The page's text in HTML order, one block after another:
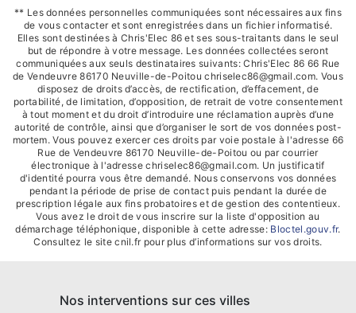
** Les données personnelles communiquées sont nécessaires aux fins
de vous contacter et sont enregistrées dans un fichier informatisé.
Elles sont destinées à Chris'Elec 86 et ses sous-traitants dans le seul
but de répondre à votre message. Les données collectées seront
communiquées aux seuls destinataires suivants: Chris'Elec 86 66 Rue
de Vendeuvre 86170 Neuville-de-Poitou chriselec86@gmail.com. Vous
disposez de droits d’accès, de rectification, d’effacement, de
portabilité, de limitation, d’opposition, de retrait de votre consentement
à tout moment et du droit d’introduire une réclamation auprès d’une
autorité de contrôle, ainsi que d’organiser le sort de vos données post-
mortem. Vous pouvez exercer ces droits par voie postale à l'adresse 66
Rue de Vendeuvre 86170 Neuville-de-Poitou ou par courrier
électronique à l'adresse chriselec86@gmail.com. Un justificatif
d'identité pourra vous être demandé. Nous conservons vos données
pendant la période de prise de contact puis pendant la durée de
prescription légale aux fins probatoires et de gestion des contentieux.
Vous avez le droit de vous inscrire sur la liste d'opposition au
démarchage téléphonique, disponible à cette adresse: Bloctel.gouv.fr.
Consultez le site cnil.fr pour plus d’informations sur vos droits.
Nos interventions sur ces villes